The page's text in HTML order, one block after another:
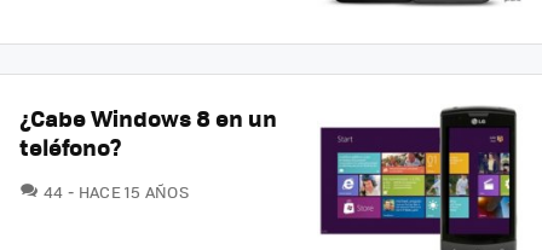
¿Cabe Windows 8 en un
teléfono?
44 COMENTARIOS
HACE 15 AÑOS